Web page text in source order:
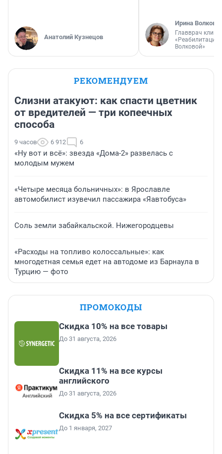
Анатолий Кузнецов
Ирина Волкова
Главврач
«Реабилитация
Волковой»
РЕКОМЕНДУЕМ
Слизни атакуют: как спасти цветник
от вредителей — три копеечных
способа
9 часов 6 912 6
«Ну вот и всё»: звезда «Дома-2» развелась с
молодым мужем
«Четыре месяца больничных»: в Ярославле
автомобилист изувечил пассажира «Яавтобуса»
Соль земли забайкальской. Нижегородцевы
«Расходы на топливо колоссальные»: как
многодетная семья едет на автодоме из Барнаула в
Турцию — фото
ПРОМОКОДЫ
Скидка 10% на все товары
До 31 августа, 2026
Скидка 11% на все курсы
английского
До 31 августа, 2026
Скидка 5% на все сертификаты
До 1 января, 2027